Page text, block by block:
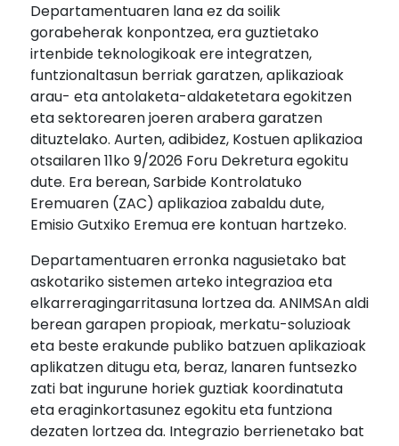
Departamentuaren lana ez da soilik
gorabeherak konpontzea, era guztietako
irtenbide teknologikoak ere integratzen,
funtzionaltasun berriak garatzen, aplikazioak
arau- eta antolaketa-aldaketetara egokitzen
eta sektorearen joeren arabera garatzen
dituztelako. Aurten, adibidez, Kostuen aplikazioa
otsailaren 11ko 9/2026 Foru Dekretura egokitu
dute. Era berean, Sarbide Kontrolatuko
Eremuaren (ZAC) aplikazioa zabaldu dute,
Emisio Gutxiko Eremua ere kontuan hartzeko.
Departamentuaren erronka nagusietako bat
askotariko sistemen arteko integrazioa eta
elkarreragingarritasuna lortzea da. ANIMSAn aldi
berean garapen propioak, merkatu-soluzioak
eta beste erakunde publiko batzuen aplikazioak
aplikatzen ditugu eta, beraz, lanaren funtsezko
zati bat ingurune horiek guztiak koordinatuta
eta eraginkortasunez egokitu eta funtziona
dezaten lortzea da. Integrazio berrienetako bat